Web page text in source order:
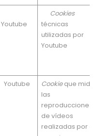
Youtube
Cookies
técnicas
utilizadas por
Youtube
Youtube Cookieque mide
las
reproducciones
de vídeos
realizadas por el